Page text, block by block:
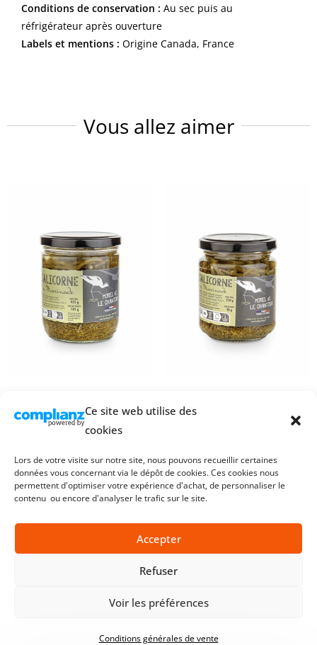
Ce site web utilise des
cookies
Lors de votre visite sur notre site, nous pouvons recueillir certaines
données vous concernant via le dépôt de cookies. Ces cookies nous
permettent d'optimiser votre expérience d'achat, de personnaliser le
contenu ou encore d'analyser le trafic sur le site.
Accepter
Refuser
Voir les préférences
Conditions générales de vente
Conditions de conservation : Au sec puis au
réfrigérateur après ouverture
Labels et mentions : Origine Canada, France
Vous allez aimer
7,80€ 5,60€
©2026. L’ Atelier du Sel. Tous droits réservés